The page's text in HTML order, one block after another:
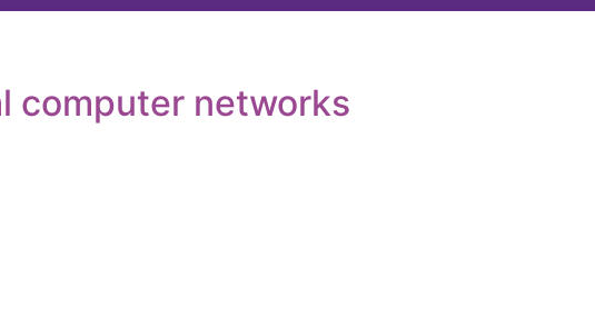
computer networks